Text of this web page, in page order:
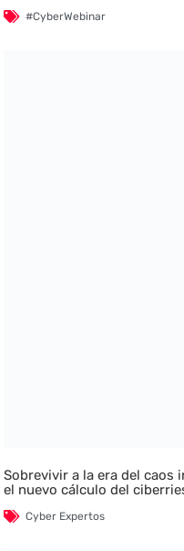
#CyberWebinar
Sobrevivir a la era del caos
el nuevo cálculo del
Cyber Expertos